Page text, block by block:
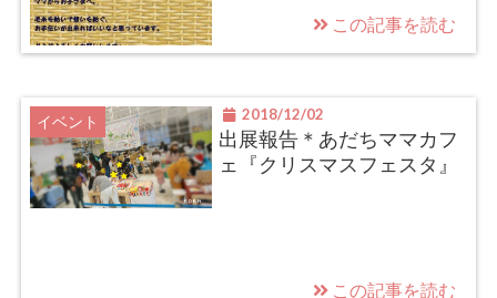
この記事を読む
イベント 2018/12/02
出展報告＊あだちママカフ
ェ『クリスマスフェスタ』
この記事を読む